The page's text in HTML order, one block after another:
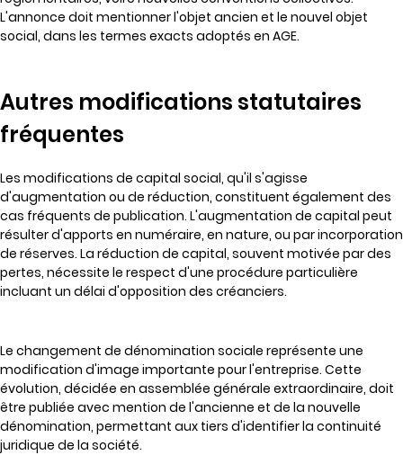
L'annonce doit mentionner l'objet ancien et le nouvel objet
social, dans les termes exacts adoptés en AGE.
Autres modifications statutaires
fréquentes
Les modifications de capital social, qu'il s'agisse
d'augmentation ou de réduction, constituent également des
cas fréquents de publication. L'augmentation de capital peut
résulter d'apports en numéraire, en nature, ou par incorporation
de réserves. La réduction de capital, souvent motivée par des
pertes, nécessite le respect d'une procédure particulière
incluant un délai d'opposition des créanciers.
Le changement de dénomination sociale représente une
modification d'image importante pour l'entreprise. Cette
évolution, décidée en assemblée générale extraordinaire, doit
être publiée avec mention de l'ancienne et de la nouvelle
dénomination, permettant aux tiers d'identifier la continuité
juridique de la société.